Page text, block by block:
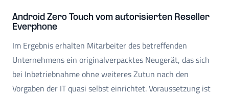
Android Zero Touch vom autorisierten Reseller
Everphone
Im Ergebnis erhalten Mitarbeiter des betreffenden
Unternehmens ein originalverpacktes Neugerät, das sich
bei Inbetriebnahme ohne weiteres Zutun nach den
Vorgaben der IT quasi selbst einrichtet. Voraussetzung ist